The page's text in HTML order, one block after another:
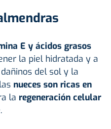
E y ácidos grasos
la piel hidratada y a
del sol y la
nueces son ricas en
la regeneración celular